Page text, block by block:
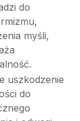
do
myśli,
uszkodzenie
do